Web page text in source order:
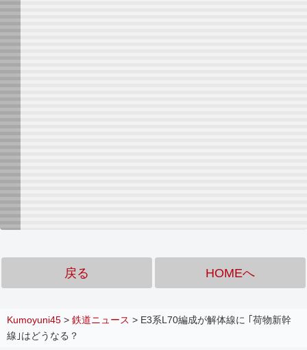
戻る HOMEへ
Kumoyuni45 > 鉄道ニュース > E3系L70編成が解体線に ｢荷物新幹
線｣はどうなる？